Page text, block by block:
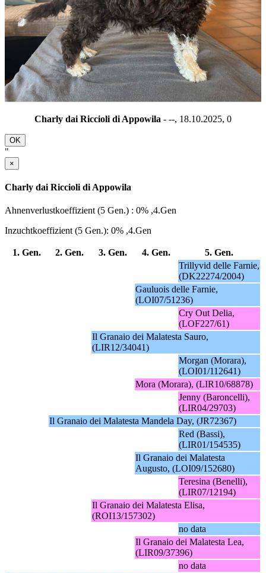
Charly dai Riccioli di Appowila - --, 18.10.2025, 0
OK
"
×
Charly dai Riccioli di Appowila
Ahnenverlustkoeffizient (5 Gen.) : 0% ,4.Gen
Inzuchtkoeffizient (5 Gen.): 0% ,4.Gen
1. Gen. 2. Gen. 3. Gen. 4. Gen.
5. Gen.
Trillyvid delle Farnie,
(DK22274/2004)
Gauluois delle Farnie,
(LOI07/51236)
Cry Out Delia,
(LOF227/61)
Il Granaio dei Malatesta Sauro,
(LIR12/34041)
Morgan (Morara),
(LOI01/112641)
Mora (Morara), (LIR10/68878)
Jenny (Baroncelli),
(LIR04/29703)
Il Granaio dei Malatesta Mandela Day, (JR72367)
Red (Bassi),
(LIR01/154535)
Il Granaio dei Malatesta
Augusto, (LOI09/152680)
Teresina (Benelli),
(LIR07/12194)
Il Granaio dei Malatesta Elisa,
(ROI13/157302)
no data
Il Granaio dei Malatesta Lea,
(LIR09/37396)
no data